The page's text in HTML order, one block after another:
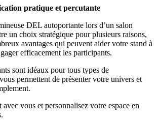
pratique et percutante
DEL autoportante lors d’un salon
un choix stratégique pour plusieurs raisons,
avantages qui peuvent aider votre stand à
efficacement les participants.
sont idéaux pour tous types de
permettent de présenter votre univers et
vous et personnalisez votre espace en